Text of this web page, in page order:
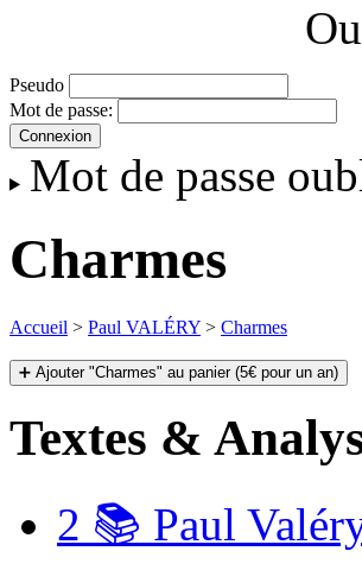
Pseudo
Mot de passe:
Mot de passe
Charmes
Accueil > Paul VALÉRY > Charmes
➕ Ajouter "Charmes" au panier (5€ pour un an)
Textes &
2 📚 Paul